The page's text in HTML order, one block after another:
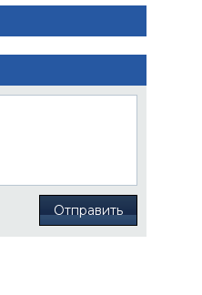
Отправить